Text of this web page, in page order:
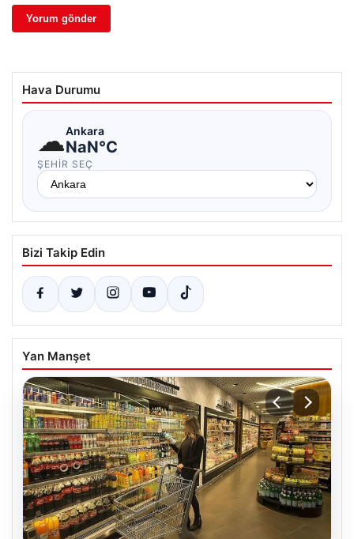
Hava Durumu
☁Ankara
NaN°C
ŞEHIR SEÇ
Bizi Takip Edin
Yan Manşet